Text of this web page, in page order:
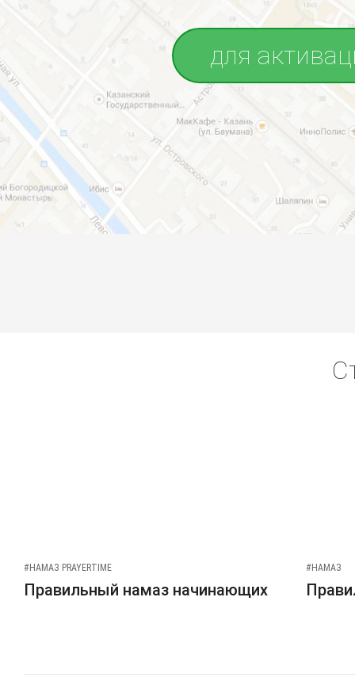
для
#НАМАЗ PRAYERTIME
Правильный намаз начинающих
#НАМАЗ